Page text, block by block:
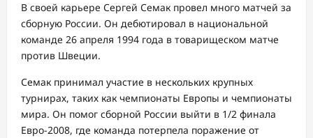
В своей карьере Сергей Семак провел много матчей за
сборную России. Он дебютировал в национальной
команде 26 апреля 1994 года в товарищеском матче
против Швеции.
Семак принимал участие в нескольких крупных
турнирах, таких как чемпионаты Европы и чемпионаты
мира. Он помог сборной России выйти в 1/2 финала
Евро-2008, где команда потерпела поражение от